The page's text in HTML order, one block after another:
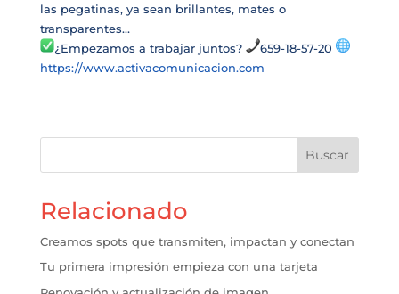
las pegatinas, ya sean brillantes, mates o
transparentes…
¿Empezamos a trabajar juntos?
659-18-57-20
https://www.activacomunicacion.com
Buscar
Relacionado
Creamos spots que transmiten, impactan y conectan
Tu primera impresión empieza con una tarjeta